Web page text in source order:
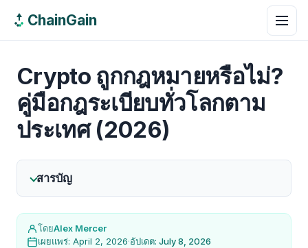
ChainGain
Crypto ถูกกฎหมายหรือไม่?
คู่มือกฎระเบียบทั่วโลกตาม
ประเทศ (2026)
สารบัญ
โดยAlex Mercer
เผยแพร่: April 2, 2026·อัปเดต: July 8, 2026